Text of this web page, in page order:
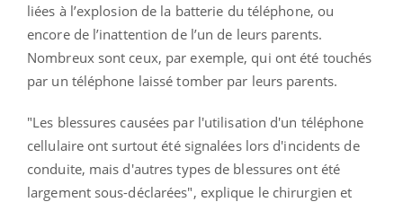
liées à l’explosion de la batterie du téléphone, ou
encore de l’inattention de l’un de leurs parents.
Nombreux sont ceux, par exemple, qui ont été touchés
par un téléphone laissé tomber par leurs parents.
"Les blessures causées par l'utilisation d'un téléphone
cellulaire ont surtout été signalées lors d'incidents de
conduite, mais d'autres types de blessures ont été
largement sous-déclarées", explique le chirurgien et